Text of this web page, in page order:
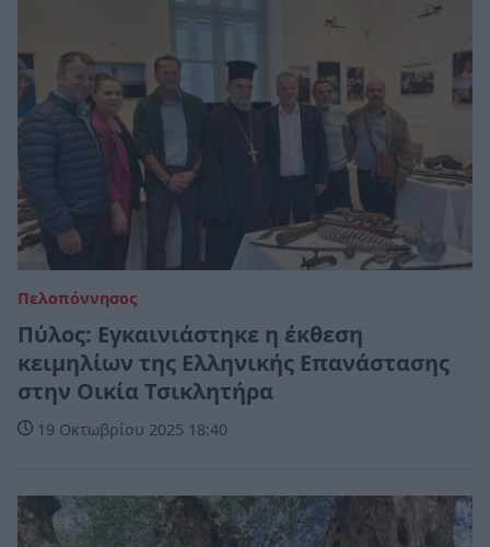
Πελοπόννησος
Πύλος: Εγκαινιάστηκε η έκθεση
κειμηλίων της Ελληνικής Επανάστασης
στην Οικία Τσικλητήρα
19 Οκτωβρίου 2025 18:40